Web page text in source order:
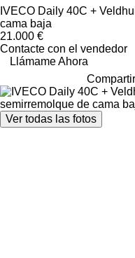
IVECO Daily 40C +
cama baja
21.000 €
Contacte con el vendedor
Llámame Ahora
Compartir
Ver todas las fotos